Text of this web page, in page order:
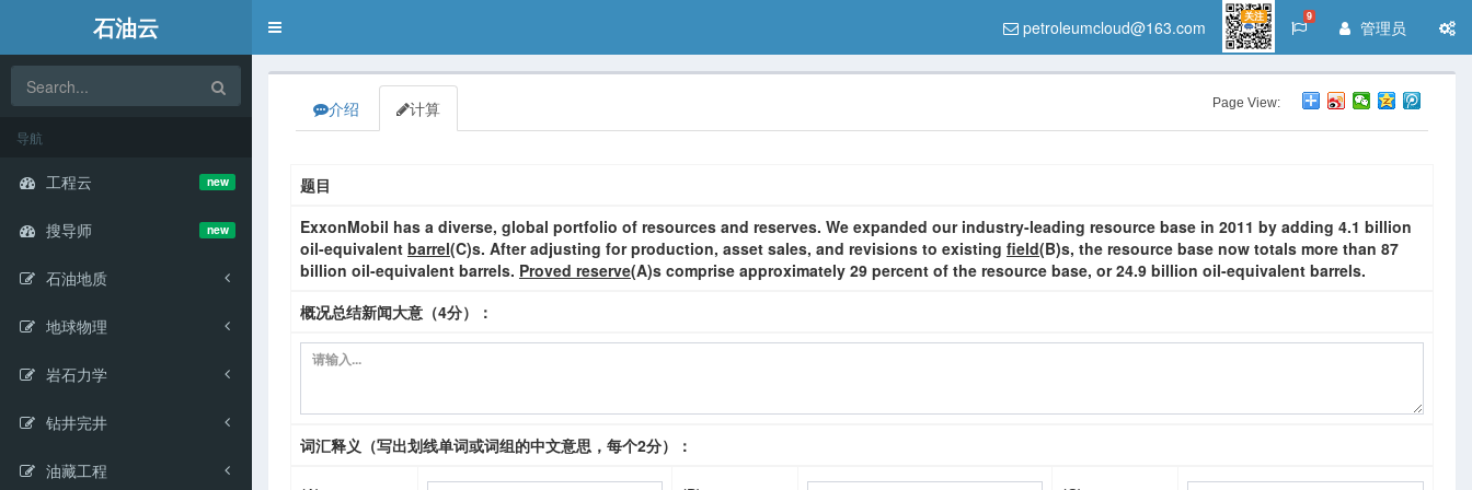
石油云
Toggle
petroleumcloud@163.com
关注 9
管理员
导航
工程云 new
搜导师 new
石油地质
地球物理
岩石力学
钻井完井
油藏工程
介绍 计算 Page View:
题目
ExxonMobil has a diverse, global portfolio of resources and reserves. We expanded our industry-leading resource base in 2011 by adding 4.1 billion
oil-equivalent barrel(C)s. After adjusting for production, asset sales, and revisions to existing field(B)s, the resource base now totals more than 87
billion oil-equivalent barrels. Proved reserve(A)s comprise approximately 29 percent of the resource base, or 24.9 billion oil-equivalent barrels.
概况总结新闻大意（4分）：
词汇释义（写出划线单词或词组的中文意思，每个2分）：